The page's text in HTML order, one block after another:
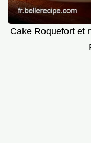
Cake Roquefort et